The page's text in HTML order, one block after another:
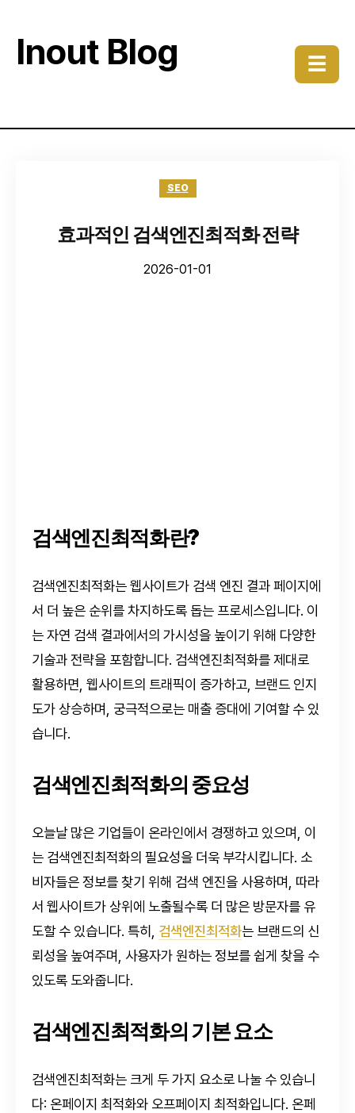
Inout Blog ☰
SEO
효과적인 검색엔진최적화 전략
2026-01-01
검색엔진최적화란?
검색엔진최적화는 웹사이트가 검색 엔진 결과 페이지에
서 더 높은 순위를 차지하도록 돕는 프로세스입니다. 이
는 자연 검색 결과에서의 가시성을 높이기 위해 다양한
기술과 전략을 포함합니다. 검색엔진최적화를 제대로
활용하면, 웹사이트의 트래픽이 증가하고, 브랜드 인지
도가 상승하며, 궁극적으로는 매출 증대에 기여할 수 있
습니다.
검색엔진최적화의 중요성
오늘날 많은 기업들이 온라인에서 경쟁하고 있으며, 이
는 검색엔진최적화의 필요성을 더욱 부각시킵니다. 소
비자들은 정보를 찾기 위해 검색 엔진을 사용하며, 따라
서 웹사이트가 상위에 노출될수록 더 많은 방문자를 유
도할 수 있습니다. 특히, 검색엔진최적화는 브랜드의 신
뢰성을 높여주며, 사용자가 원하는 정보를 쉽게 찾을 수
있도록 도와줍니다.
검색엔진최적화의 기본 요소
검색엔진최적화는 크게 두 가지 요소로 나눌 수 있습니
다: 온페이지 최적화와 오프페이지 최적화입니다. 온페